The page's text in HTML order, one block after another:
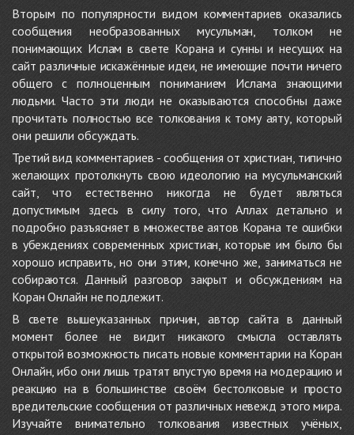
Вторым по популярности видом комментариев оказались
сообщения необразованных мусульман, толком не
понимающих Ислам в свете Корана и сунны и несущих на
сайт различные искажённые идеи, не имеющие почти ничего
общего с полноценным пониманием Ислама знающими
людьми. Часто эти люди не оказываются способны даже
прочитать полностью все толкования к тому аяту, который
они решили обсуждать.
Третий вид комментариев - сообщения от христиан, типично
желающих протолкнуть свою идеологию на мусульманский
сайт, что естественно никогда не будет являться
допустимым здесь в силу того, что Аллах детально и
подробно разъясняет в множестве аятов Корана те ошибки
в убеждениях современных христиан, которые им было бы
хорошо исправить, но они этим, конечно же, заниматься не
собираются. Данный разговор закрыт и обсуждениям на
Коран Онлайн не подлежит.
В свете вышеуказанных причин, автор сайта в данный
момент более не видит никакого смысла оставлять
открытой возможность писать новые комментарии на Коран
Онлайн, ибо они лишь тратят впустую время на модерацию и
реакцию на в большинстве своём бестолковые и просто
вредительские сообщения от различных невежд этого мира.
Изучайте внимательно толкования известных учёных,